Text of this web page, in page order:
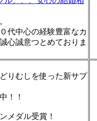
代中心の経験豊富なカ
心誠意つとめておりま
りむしを使った新サプ
！！
メダル受賞！